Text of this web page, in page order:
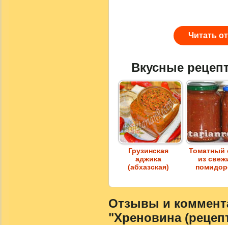
Читать
Вкусные
Грузинская
аджика
(абхазская)
Томатный
из
Отзывы и
"Хреновина